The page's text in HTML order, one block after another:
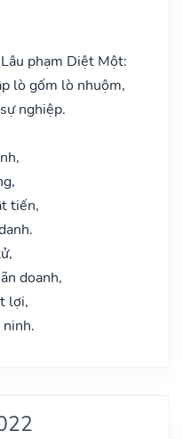
phạm Diệt Một:
lò gốm lò nhuộm,
nghiệp.
tiến,
doanh,
lợi,